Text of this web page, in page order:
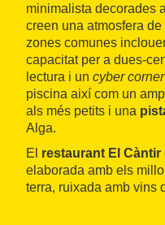
minimalista decorades
creen una atmosfera
zones comunes
capacitat per a dues-
lectura i un cyber corner
piscina així com un
als més petits i una
Alga.
El restaurant El Càntir
elaborada amb els
terra, ruixada amb vins